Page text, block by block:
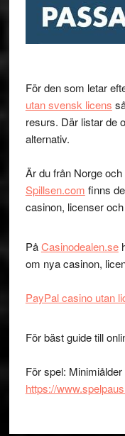
För den som letar
utan svensk licens
resurs. Där listar de
alternativ.
Är du från Norge
Spillsen.com finns
casinon, licenser
PåCasinodealen.se
om nya casinon,
PayPal casino utan
För bäst guide till
För spel:
https://